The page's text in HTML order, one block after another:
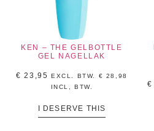
KEN – THE GELBOTTLE
GEL NAGELLAK
€ 23,95 EXCL. BTW. € 28,98
INCL, BTW.
I DESERVE THIS
€